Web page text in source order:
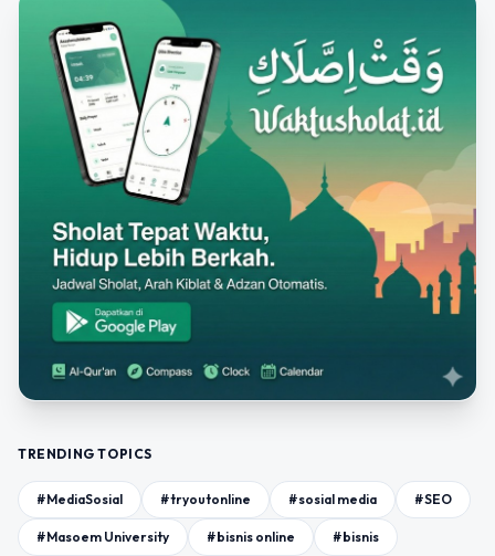
TRENDING TOPICS
#MediaSosial #tryoutonline #sosial media #SEO
#Masoem University #bisnis online #bisnis